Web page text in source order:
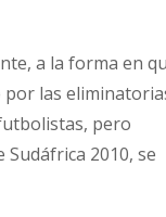
a la forma en
por las
pero
2010, se